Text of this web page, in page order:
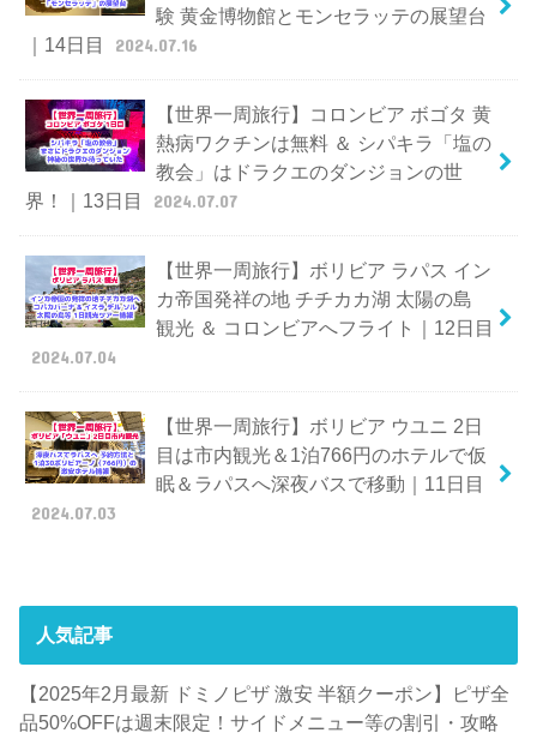
験 黄金博物館とモンセラッテの展望台
｜14日目
2024.07.16
【世界一周旅行】コロンビア ボゴタ 黄
熱病ワクチンは無料 ＆ シパキラ「塩の
教会」はドラクエのダンジョンの世
界！｜13日目
2024.07.07
【世界一周旅行】ボリビア ラパス イン
カ帝国発祥の地 チチカカ湖 太陽の島
観光 ＆ コロンビアへフライト｜12日目
2024.07.04
【世界一周旅行】ボリビア ウユニ 2日
目は市内観光＆1泊766円のホテルで仮
眠＆ラパスへ深夜バスで移動｜11日目
2024.07.03
人気記事
【2025年2月最新 ドミノピザ 激安 半額クーポン】ピザ全
品50%OFFは週末限定！サイドメニュー等の割引・攻略